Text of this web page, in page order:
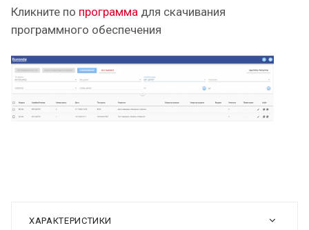
Кликните по программа для скачивания
программного обеспечения
ХАРАКТЕРИСТИКИ